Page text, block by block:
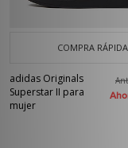
COMPRA RÁPIDA
adidas Originals
Superstar II para
mujer